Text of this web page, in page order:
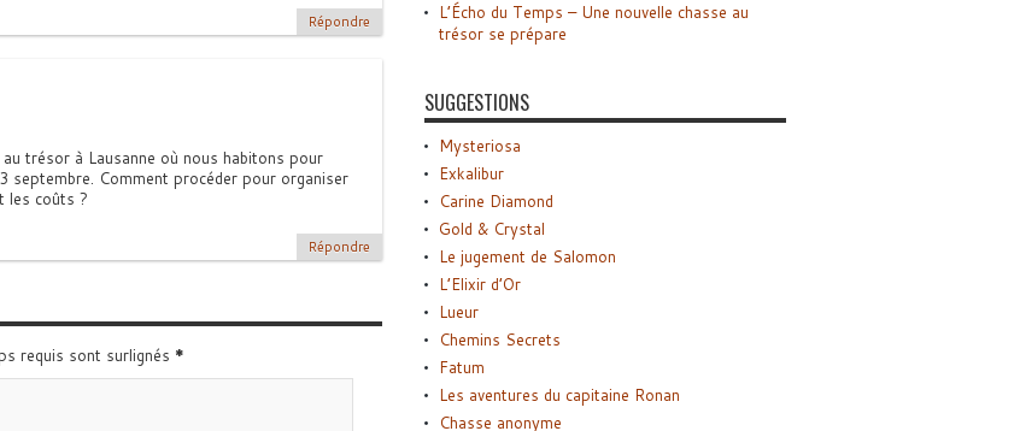
Répondre
trésor à Lausanne où nous habitons pour
septembre. Comment procéder pour organiser
les coûts ?
Répondre
requis sont surlignés *
L’Écho du Temps – Une nouvelle chasse au
trésor se prépare
SUGGESTIONS
Mysteriosa
Exkalibur
Carine Diamond
Gold & Crystal
Le jugement de Salomon
L’Elixir d’Or
Lueur
Chemins Secrets
Fatum
Les aventures du capitaine Ronan
Chasse anonyme